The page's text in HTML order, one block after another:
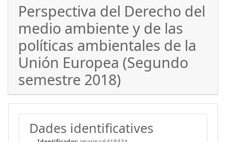
Perspectiva del Derecho del
medio ambiente y de las
políticas ambientales de la
Unión Europea (Segundo
semestre 2018)
Dades identificatives